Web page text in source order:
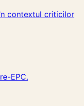
contextul criticilor
EPC.